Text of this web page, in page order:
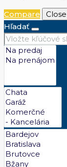
Compare
Close
Hľadať